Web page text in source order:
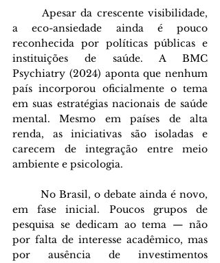
a eco-ansiedade ainda é pouco
reconhecida por políticas públicas e
instituições de saúde. A BMC
Psychiatry (2024) aponta que nenhum
país incorporou oficialmente o tema
em suas estratégias nacionais de saúde
mental. Mesmo em países de alta
renda, as iniciativas são isoladas e
carecem de integração entre meio
ambiente e psicologia.
em fase inicial. Poucos grupos de
pesquisa se dedicam ao tema — não
por falta de interesse acadêmico, mas
por ausência de investimentos